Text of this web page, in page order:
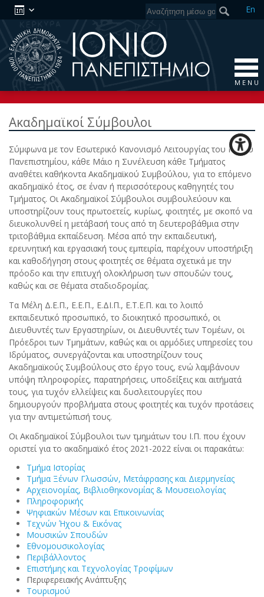
En
M E N U
Ακαδημαϊκοί Σύμβουλοι
Σύμφωνα με τον Εσωτερικό Κανονισμό Λειτουργίας του Ιονίου
Πανεπιστημίου, κάθε Μάιο η Συνέλευση κάθε Τμήματος
αναθέτει καθήκοντα Ακαδημαϊκού Συμβούλου, για το επόμενο
ακαδημαϊκό έτος, σε έναν ή περισσότερους καθηγητές του
Τμήματος. Οι Ακαδημαϊκοί Σύμβουλοι συμβουλεύουν και
υποστηρίζουν τους πρωτοετείς, κυρίως, φοιτητές, με σκοπό να
διευκολυνθεί η μετάβασή τους από τη δευτεροβάθμια στην
τριτοβάθμια εκπαίδευση. Μέσα από την εκπαιδευτική,
ερευνητική και εργασιακή τους εμπειρία, παρέχουν υποστήριξη
και καθοδήγηση στους φοιτητές σε θέματα σχετικά με την
πρόοδο και την επιτυχή ολοκλήρωση των σπουδών τους,
καθώς και σε θέματα σταδιοδρομίας.
Τα Μέλη Δ.Ε.Π., Ε.Ε.Π., Ε.ΔΙ.Π., Ε.Τ.Ε.Π. και το λοιπό
εκπαιδευτικό προσωπικό, το διοικητικό προσωπικό, οι
Διευθυντές των Εργαστηρίων, οι Διευθυντές των Τομέων, οι
Πρόεδροι των Τμημάτων, καθώς και οι αρμόδιες υπηρεσίες του
Ιδρύματος, συνεργάζονται και υποστηρίζουν τους
Ακαδημαϊκούς Συμβούλους στο έργο τους, ενώ λαμβάνουν
υπόψη πληροφορίες, παρατηρήσεις, υποδείξεις και αιτήματά
τους, για τυχόν ελλείψεις και δυσλειτουργίες που
δημιουργούν προβλήματα στους φοιτητές και τυχόν προτάσεις
για την αντιμετώπισή τους.
Οι Ακαδημαϊκοί Σύμβουλοι των τμημάτων του Ι.Π. που έχουν
οριστεί για το ακαδημαϊκό έτος 2021-2022 είναι οι παρακάτω:
Τμήμα Ιστορίας
Τμήμα Ξένων Γλωσσών, Μετάφρασης και Διερμηνείας
Αρχειονομίας, Βιβλιοθηκονομίας & Μουσειολογίας
Πληροφορικής
Ψηφιακών Μέσων και Επικοινωνίας
Τεχνών Ήχου & Εικόνας
Μουσικών Σπουδών
Εθνομουσικολογίας
Περιβάλλοντος
Επιστήμης και Τεχνολογίας Τροφίμων
Περιφερειακής Ανάπτυξης
Τουρισμού